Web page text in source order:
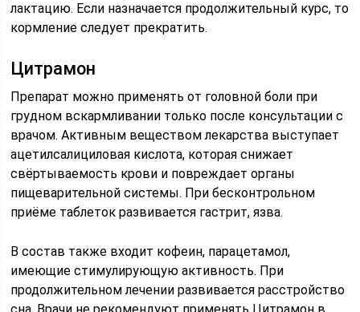
лактацию. Если назначается продолжительный курс, то
кормление следует прекратить.
Цитрамон
Препарат можно применять от головной боли при
грудном вскармливании только после консультации с
врачом. Активным веществом лекарства выступает
ацетилсалициловая кислота, которая снижает
свёртываемость крови и повреждает органы
пищеварительной системы. При бесконтрольном
приёме таблеток развивается гастрит, язва.
В состав также входит кофеин, парацетамол,
имеющие стимулирующую активность. При
продолжительном лечении развивается расстройство